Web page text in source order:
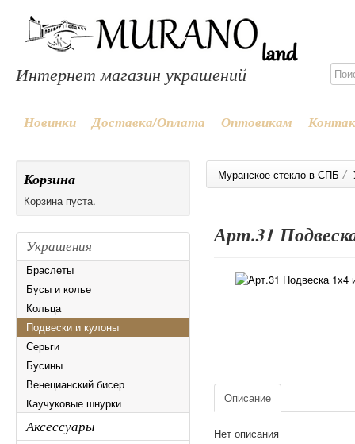
Интернет магазин украшений
Новинки Доставка/Оплата Оптовикам
Корзина
Корзина пуста.
Украшения
Браслеты
Бусы и колье
Кольца
Подвески и кулоны
Серьги
Бусины
Венецианский бисер
Каучуковые шнурки
Аксессуары
Муранское стекло в СПБ /
Арт.31
Описание
Нет описания